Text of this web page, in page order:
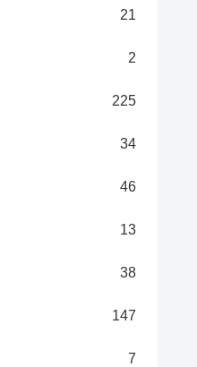
21
2
225
34
46
13
38
147
7